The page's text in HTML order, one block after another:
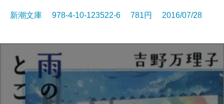
新潮文庫 978-4-10-123522-6 781円 2016/07/28